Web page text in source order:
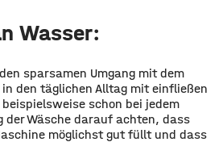
Wasser:
sparsamen Umgang mit dem
den täglichen Alltag mit einfließen
schon bei jedem
der Wäsche darauf achten, dass
möglichst gut füllt und dass